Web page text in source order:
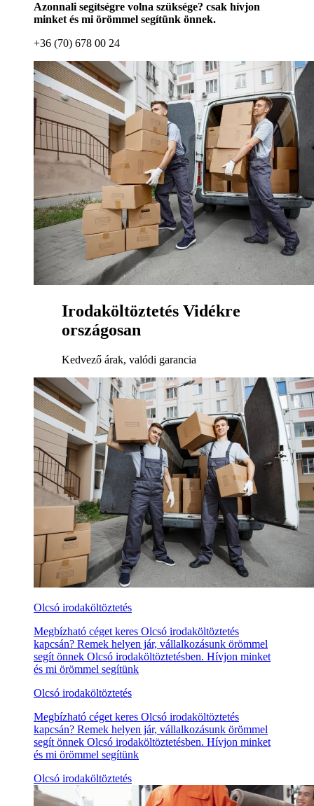
Azonnali segítségre volna szüksége? csak hívjon
minket és mi örömmel segítünk önnek.
+36 (70) 678 00 24
Irodaköltöztetés Vidékre
országosan
Kedvező árak, valódi garancia
Olcsó irodaköltöztetés
Megbízható céget keres Olcsó irodaköltöztetés
kapcsán? Remek helyen jár, vállalkozásunk örömmel
segít önnek Olcsó irodaköltöztetésben. Hívjon minket
és mi örömmel segítünk
Olcsó irodaköltöztetés
Megbízható céget keres Olcsó irodaköltöztetés
kapcsán? Remek helyen jár, vállalkozásunk örömmel
segít önnek Olcsó irodaköltöztetésben. Hívjon minket
és mi örömmel segítünk
Olcsó irodaköltöztetés